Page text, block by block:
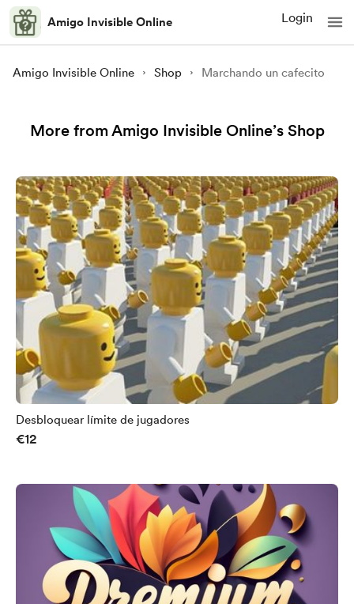
Amigo Invisible Online Login
Amigo Invisible Online Shop Marchando un cafecito
More from Amigo Invisible Online’s Shop
Desbloquear límite de jugadores
€12